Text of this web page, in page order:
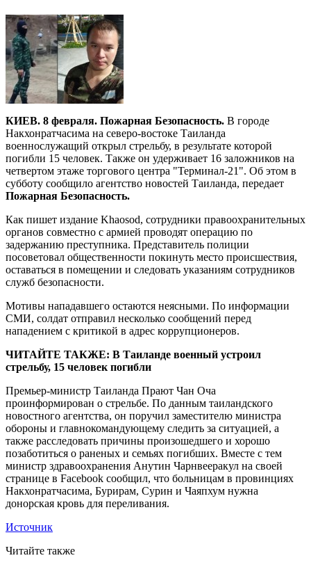
КИЕВ. 8 февраля. Пожарная Безопасность. В городе
Накхонратчасима на северо-востоке Таиланда
военнослужащий открыл стрельбу, в результате которой
погибли 15 человек. Также он удерживает 16 заложников на
четвертом этаже торгового центра "Терминал-21". Об этом в
субботу сообщило агентство новостей Таиланда, передает
Пожарная Безопасность.
Как пишет издание Khaosod, сотрудники правоохранительных
органов совместно с армией проводят операцию по
задержанию преступника. Представитель полиции
посоветовал общественности покинуть место происшествия,
оставаться в помещении и следовать указаниям сотрудников
служб безопасности.
Мотивы нападавшего остаются неясными. По информации
СМИ, солдат отправил несколько сообщений перед
нападением с критикой в адрес коррупционеров.
ЧИТАЙТЕ ТАКЖЕ: В Таиланде военный устроил
стрельбу, 15 человек погибли
Премьер-министр Таиланда Прают Чан Оча
проинформирован о стрельбе. По данным таиландского
новостного агентства, он поручил заместителю министра
обороны и главнокомандующему следить за ситуацией, а
также расследовать причины произошедшего и хорошо
позаботиться о раненых и семьях погибших. Вместе с тем
министр здравоохранения Анутин Чарнвееракул на своей
странице в Facebook сообщил, что больницам в провинциях
Накхонратчасима, Бурирам, Сурин и Чаяпхум нужна
донорская кровь для переливания.
Источник
Читайте также